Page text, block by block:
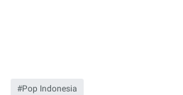
Pop Indonesia